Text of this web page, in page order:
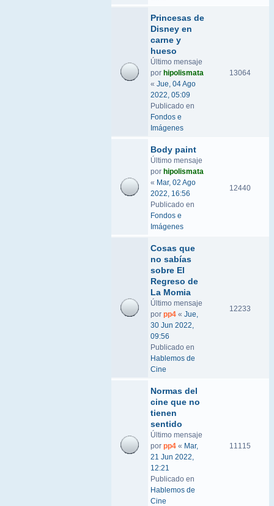
Princesas de
Disney en
carne y
hueso
Último mensaje
por hipolismata
« Jue, 04 Ago
2022, 05:09
Publicado en
Fondos e
Imágenes
13064
Body paint
Último mensaje
por hipolismata
« Mar, 02 Ago
2022, 16:56
Publicado en
Fondos e
Imágenes
12440
Cosas que
no sabías
sobre El
Regreso de
La Momia
Último mensaje
por pp4 « Jue,
30 Jun 2022,
09:56
Publicado en
Hablemos de
Cine
12233
Normas del
cine que no
tienen
sentido
Último mensaje
por pp4 « Mar,
21 Jun 2022,
12:21
Publicado en
Hablemos de
Cine
11115